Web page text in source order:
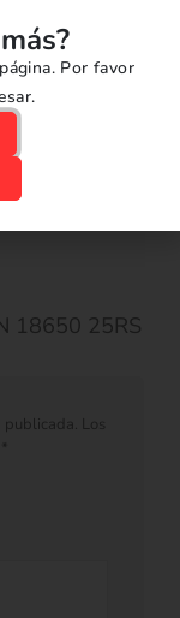
18650 25RS
publicada. Los
Por favor